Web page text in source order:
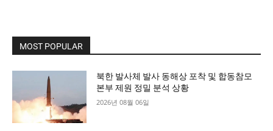
MOST POPULAR
북한 발사체 발사 동해상 포착 및 합동참모
본부 제원 정밀 분석 상황
2026년 08월 06일